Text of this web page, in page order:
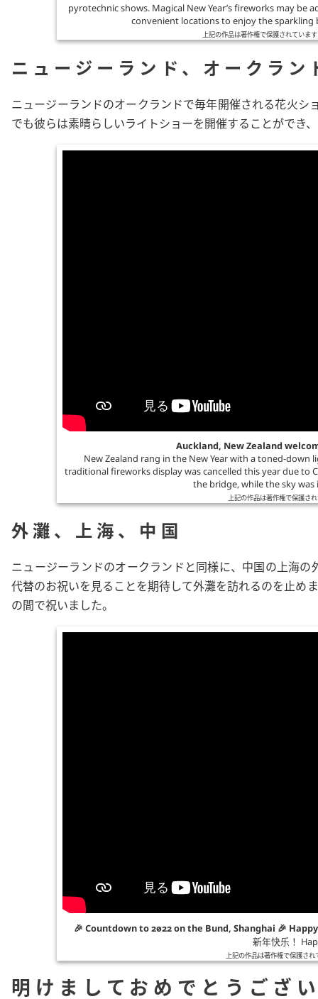
pyrotechnic shows. Magical New Year’s fireworks may be
convenient locations to enjoy the sparkling
上記の作品は著作権で保護されていま
ニュージーランド、オークラン
ニュージーランドのオークランドで毎年開催される花火
でも彼らは素晴らしいライトショーを開催することができ
Auckland, New Zealand
New Zealand rang in the New Year with a toned-
traditional fireworks display was cancelled this year due to
the bridge, while the sky
上記の作品は著作権で保護さ
外灘、上海、中国
ニュージーランドのオークランドと同様に、中国の上海
代替のお祝いを見ることを期待して外灘を訪れるのを止め
の間で祝いました。
🎉 Countdown to 2022 on the Bund, Shanghai 🎉
新年快乐！
上記の作品は著作権で保護さ
明けましておめでとうござ